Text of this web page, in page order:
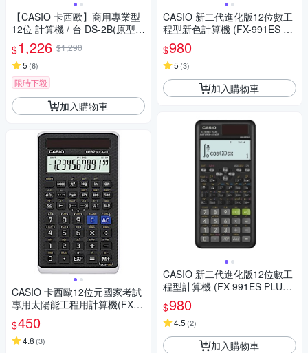
【CASIO 卡西歐】商用專業型
12位 計算機 / 台 DS-2B(原型號
DS-2TS)
$1,226 $1,290
5 (6)
限時下殺
加入購物車
CASIO 卡西歐12位元國家考試
專用太陽能工程用計算機(FX-8
2SOLARII)
$450
4.8 (3)
CASIO 新二代進化版12位數工
程型新色計算機 (FX-991ES PL
US-2-BU)藍色
$980
5 (3)
加入購物車
CASIO 新二代進化版12位數工
程型計算機 (FX-991ES PLUS-
2)
$980
4.5 (2)
加入購物車